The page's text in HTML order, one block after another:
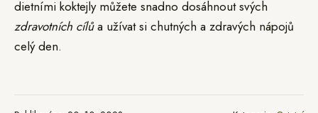
dietními koktejly můžete snadno dosáhnout svých
zdravotních cílůa užívat si chutných a zdravých nápojů
celý den.